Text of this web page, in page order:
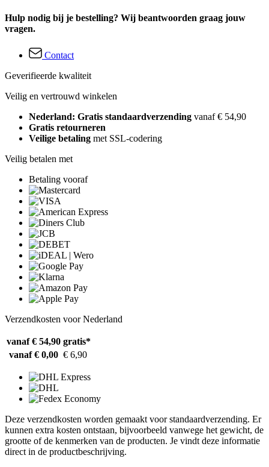
Hulp nodig bij je bestelling? Wij beantwoorden graag jouw
vragen.
Contact
Geverifieerde kwaliteit
Veilig en vertrouwd winkelen
Nederland: Gratis standaardverzending vanaf € 54,90
Gratis retourneren
Veilige betaling met SSL-codering
Veilig betalen met
Betaling vooraf
Verzendkosten voor Nederland
vanaf € 54,90 gratis*
vanaf € 0,00 € 6,90
Deze verzendkosten worden gemaakt voor standaardverzending. Er
kunnen extra kosten ontstaan, bijvoorbeeld vanwege het gewicht, de
grootte of de kenmerken van de producten. Je vindt deze informatie
direct in de productbeschrijving.